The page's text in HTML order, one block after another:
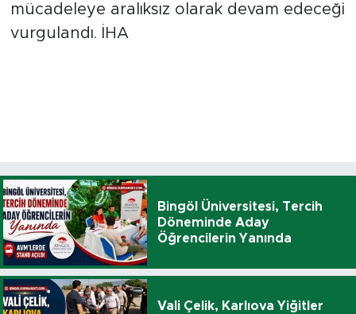
mücadeleye aralıksız olarak devam edeceği
vurgulandı. İHA
Bingöl Üniversitesi, Tercih
Döneminde Aday
Öğrencilerin Yanında
Vali Çelik, Karlıova Yiğitler